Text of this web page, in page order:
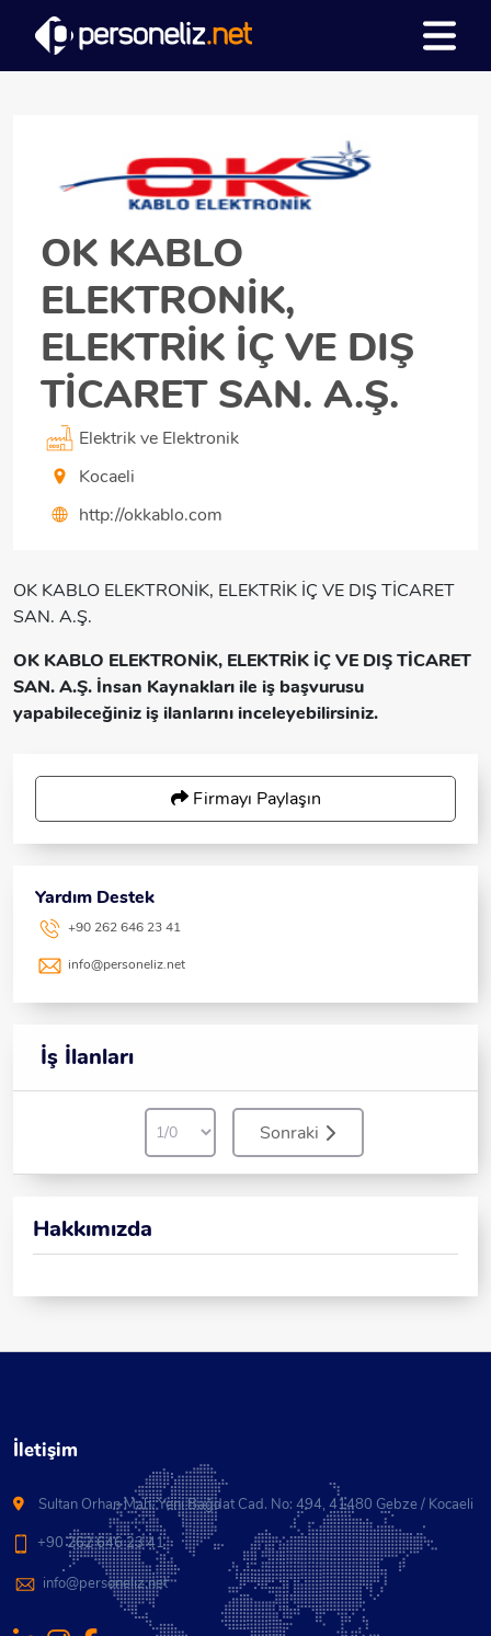
OK KABLO
ELEKTRONİK,
ELEKTRİK İÇ VE DIŞ
TİCARET SAN. A.Ş.
Elektrik ve Elektronik
Kocaeli
http://okkablo.com
OK KABLO ELEKTRONİK, ELEKTRİK İÇ VE DIŞ TİCARET
SAN. A.Ş.
OK KABLO ELEKTRONİK, ELEKTRİK İÇ VE DIŞ TİCARET
SAN. A.Ş. İnsan Kaynakları ile iş başvurusu
yapabileceğiniz iş ilanlarını inceleyebilirsiniz.
Firmayı Paylaşın
Yardım Destek
+90 262 646 23 41
info@personeliz.net
İş İlanları
Sonraki
Hakkımızda
İletişim
Sultan Orhan Mah. Yeni Bağdat Cad. No: 494, 41480 Gebze / Kocaeli
+90 262 646 23 41
info@personeliz.net